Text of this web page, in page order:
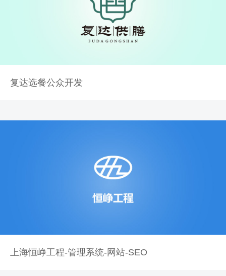
复达选餐公众开发
上海恒峥工程-管理系统-网站-SEO